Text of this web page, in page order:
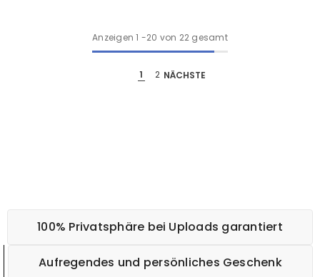
Anzeigen 1 -20 von 22 gesamt
1 2 NÄCHSTE
100% Privatsphäre bei Uploads garantiert
Aufregendes und persönliches Geschenk